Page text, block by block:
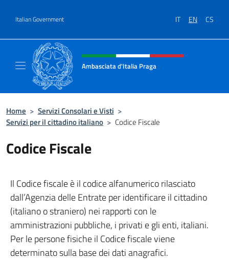
Italian Government IT EN CS
Header, social and menu of site
Ambasciata d'Italia Praga
Home > Servizi Consolari e Visti >
Servizi per il cittadino italiano > Codice Fiscale
Codice Fiscale
Il Codice fiscale è il codice alfanumerico rilasciato
dall’Agenzia delle Entrate per identificare il cittadino
(italiano o straniero) nei rapporti con le
amministrazioni pubbliche, i privati e gli enti, italiani.
Per le persone fisiche il Codice fiscale viene
determinato sulla base dei dati anagrafici.